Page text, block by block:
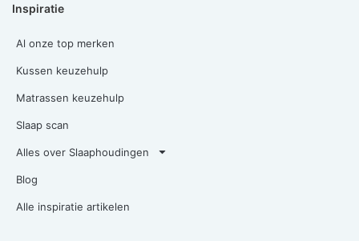
Inspiratie
Al onze top merken
Kussen keuzehulp
Matrassen keuzehulp
Slaap scan
Alles over Slaaphoudingen
Blog
Alle inspiratie artikelen